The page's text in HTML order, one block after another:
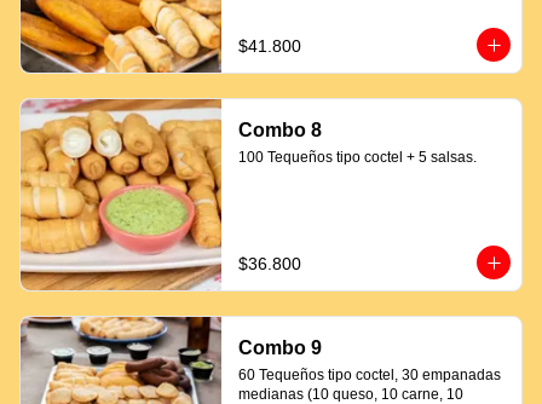
$41.800
Combo 8
100 Tequeños tipo coctel + 5 salsas.
$36.800
Combo 9
60 Tequeños tipo coctel, 30 empanadas
medianas (10 queso, 10 carne, 10